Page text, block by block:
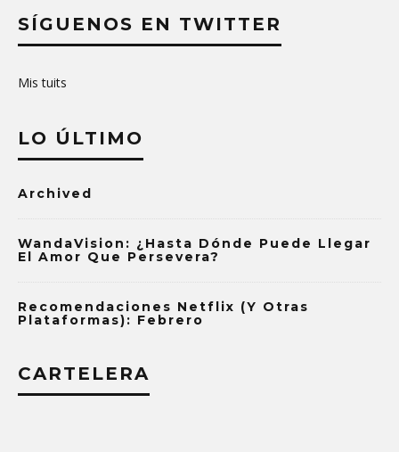
SÍGUENOS EN TWITTER
Mis tuits
LO ÚLTIMO
Archived
WandaVision: ¿Hasta Dónde Puede Llegar
El Amor Que Persevera?
Recomendaciones Netflix (y Otras
Plataformas): Febrero
CARTELERA